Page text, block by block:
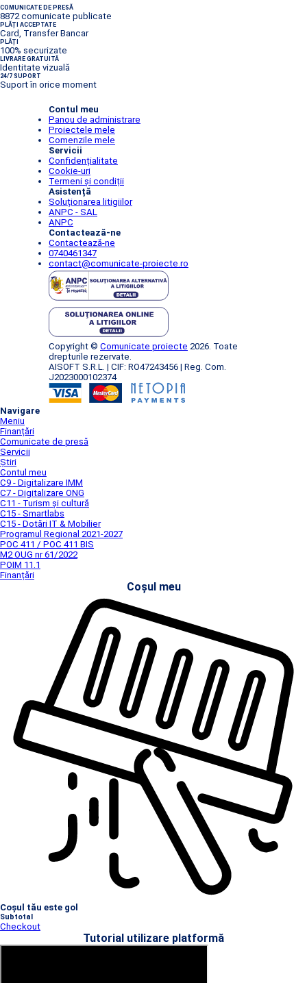
COMUNICATE DE PRESĂ
8872 comunicate publicate
PLĂȚI ACCEPTATE
Card, Transfer Bancar
PLĂȚI
100% securizate
LIVRARE GRATUITĂ
Identitate vizuală
24/7 SUPORT
Suport în orice moment
Contul meu
Panou de administrare
Proiectele mele
Comenzile mele
Servicii
Confidențialitate
Cookie-uri
Termeni și condiții
Asistență
Soluționarea litigiilor
ANPC - SAL
ANPC
Contactează-ne
Contactează-ne
0740461347
contact@comunicate-proiecte.ro
Copyright © Comunicate proiecte 2026. Toate
drepturile rezervate.
AISOFT S.R.L. | CIF: RO47243456 | Reg. Com.
J2023000102374
Navigare
Meniu
Finanțări
Comunicate de presă
Servicii
Știri
Contul meu
C9 - Digitalizare IMM
C7 - Digitalizare ONG
C11 - Turism și cultură
C15 - Smartlabs
C15 - Dotări IT & Mobilier
Programul Regional 2021-2027
POC 411 / POC 411 BIS
M2 OUG nr 61/2022
POIM 11.1
Finanțări
Coșul meu
Coșul tău este gol
Subtotal
Checkout
Tutorial utilizare platformă